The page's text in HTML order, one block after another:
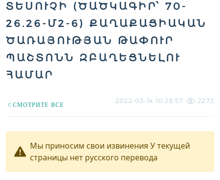
ՏԵՍՈՒՉԻ (ԾԱԾԿԱԳԻՐ՝ 70-
26.26-Մ2-6) ՔԱՂԱՔԱՑԻԱԿԱՆ
ԾԱՌԱՅՈՒԹՅԱՆ ԹԱՓՈՒՐ
ՊԱՇՏՈՆՆ ԶԲԱՂԵՑՆԵԼՈՒ
ՀԱՄԱՐ
СМОТРИТЕ ВСЕ
2022-03-14 10:28:57 2272
Мы приносим свои извинения У текущей
страницы нет русского перевода